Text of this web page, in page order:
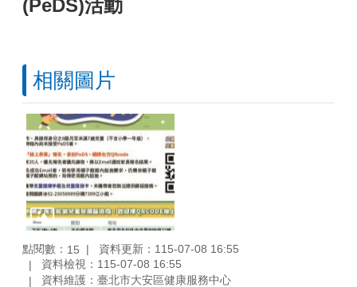
(PeDS)活動
相關圖片
點閱數： 15
資料更新：115-07-08 16:55
資料檢視：115-07-08 16:55
資料維護：臺北市大安區健康服務中心